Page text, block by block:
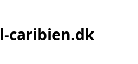
caribien.dk